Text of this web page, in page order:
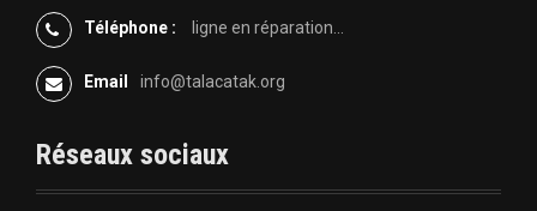
Téléphone : ligne en réparation...
Email info@talacatak.org
Réseaux sociaux